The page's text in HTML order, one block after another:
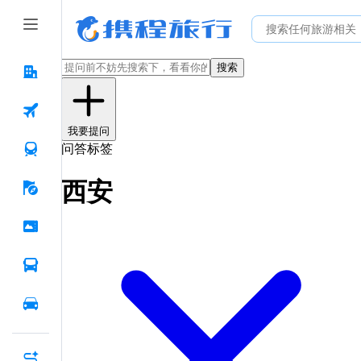
搜索
我要提问
问答标签
西安